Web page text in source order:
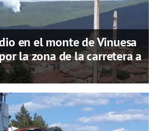
en el monte de Vinuesa
la zona de la carretera a